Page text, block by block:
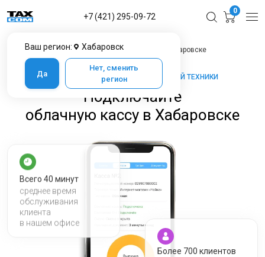
Ваш регион: Хабаровск
Да
Нет, сменить
регион
+7 (421) 295-09-72
0
Главная Услуги ЦТО Облачные кассы в Хабаровске
ТАКСКОМ-КАССА — МАРКЕТ КАССОВОЙ ТЕХНИКИ
Подключайте
облачную кассу в Хабаровске
Всего 40 минут
среднее время
обслуживания
клиента
в нашем офисе
Более 700 клиентов